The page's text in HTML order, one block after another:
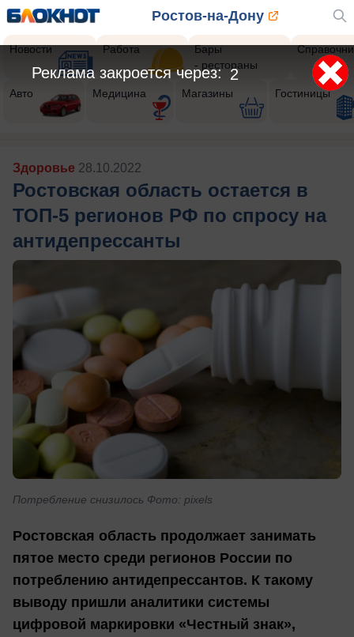
Ростов-на-Дону
Новости Работа
Бары
- рестораны
Авто Медицина Магазины Гостиницы
Здоровье 28.10.2022
Ростовская область остается в
ТОП-5 регионов РФ по спросу на
антидепрессанты
Потребление снизилось Фото: pixels
Ростовская область продолжает занимать
пятое место среди регионов России по
потреблению антидепрессантов. К такому
выводу пришли аналитики системы
цифровой маркировки «Честный знак»,